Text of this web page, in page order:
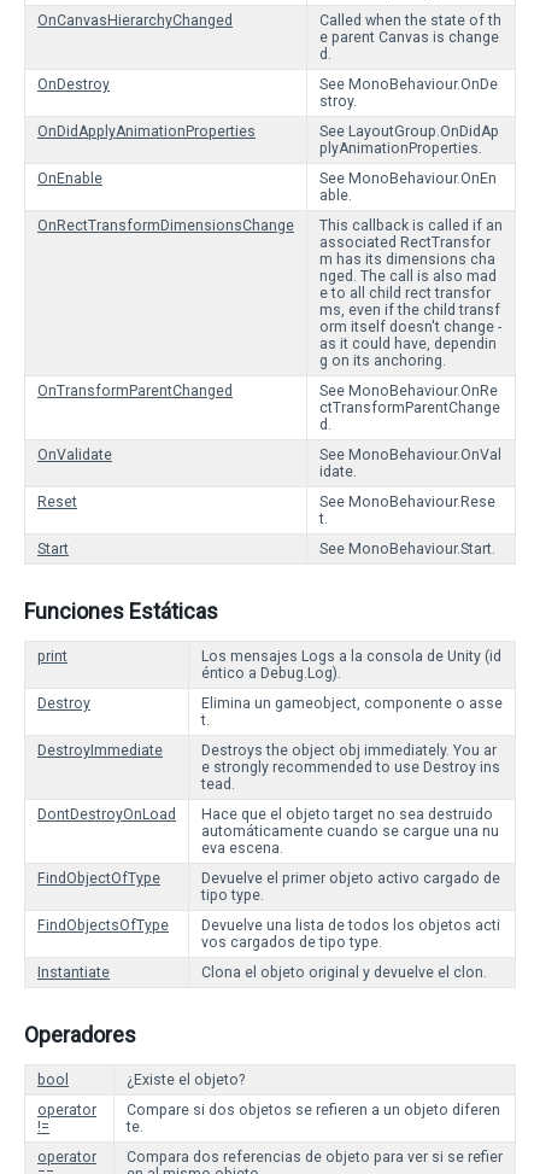
OnCanvasHierarchyChanged
Called when the state of th
e parent Canvas is change
d.
OnDestroy
See MonoBehaviour.OnDe
stroy.
OnDidApplyAnimationProperties
See LayoutGroup.OnDidAp
plyAnimationProperties.
OnEnable
See MonoBehaviour.OnEn
able.
OnRectTransformDimensionsChange
This callback is called if an
associated RectTransfor
m has its dimensions cha
nged. The call is also mad
e to all child rect transfor
ms, even if the child transf
orm itself doesn't change -
as it could have, dependin
g on its anchoring.
OnTransformParentChanged
See MonoBehaviour.OnRe
ctTransformParentChange
d.
OnValidate
See MonoBehaviour.OnVal
idate.
Reset
See MonoBehaviour.Rese
t.
Start
See MonoBehaviour.Start.
Funciones Estáticas
print
Los mensajes Logs a la consola de Unity (id
éntico a Debug.Log).
Destroy
Elimina un gameobject, componente o asse
t.
DestroyImmediate
Destroys the object obj immediately. You ar
e strongly recommended to use Destroy ins
tead.
DontDestroyOnLoad
Hace que el objeto target no sea destruido
automáticamente cuando se cargue una nu
eva escena.
FindObjectOfType
Devuelve el primer objeto activo cargado de
tipo type.
FindObjectsOfType
Devuelve una lista de todos los objetos acti
vos cargados de tipo type.
Instantiate
Clona el objeto original y devuelve el clon.
Operadores
bool
¿Existe el objeto?
operator
!=
Compare si dos objetos se refieren a un objeto diferen
te.
operator
Compara dos referencias de objeto para ver si se refier